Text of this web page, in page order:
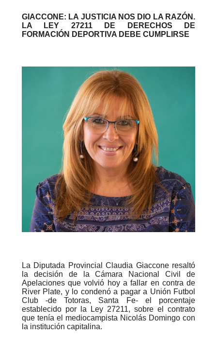
GIACCONE: LA JUSTICIA NOS DIO LA RAZÓN.
LA LEY 27211 DE DERECHOS DE
FORMACIÓN DEPORTIVA DEBE CUMPLIRSE
La Diputada Provincial Claudia Giaccone resaltó
la decisión de la Cámara Nacional Civil de
Apelaciones que volvió hoy a fallar en contra de
River Plate, y lo condenó a pagar a Unión Futbol
Club -de Totoras, Santa Fe- el porcentaje
establecido por la Ley 27211, sobre el contrato
que tenía el mediocampista Nicolás Domingo con
la institución capitalina.